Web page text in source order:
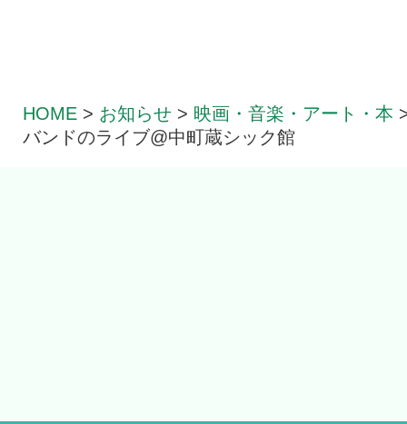
HOME > お知らせ > 映画・音楽・アート・本
バンドのライブ@中町蔵シック館